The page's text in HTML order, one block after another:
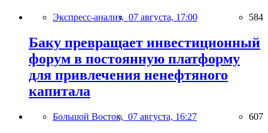
Экспресс-анализ, 07 августа, 17:00 584
Баку превращает инвестиционный
форум в постоянную платформу
для привлечения ненефтяного
капитала
Большой Восток, 07 августа, 16:27 607